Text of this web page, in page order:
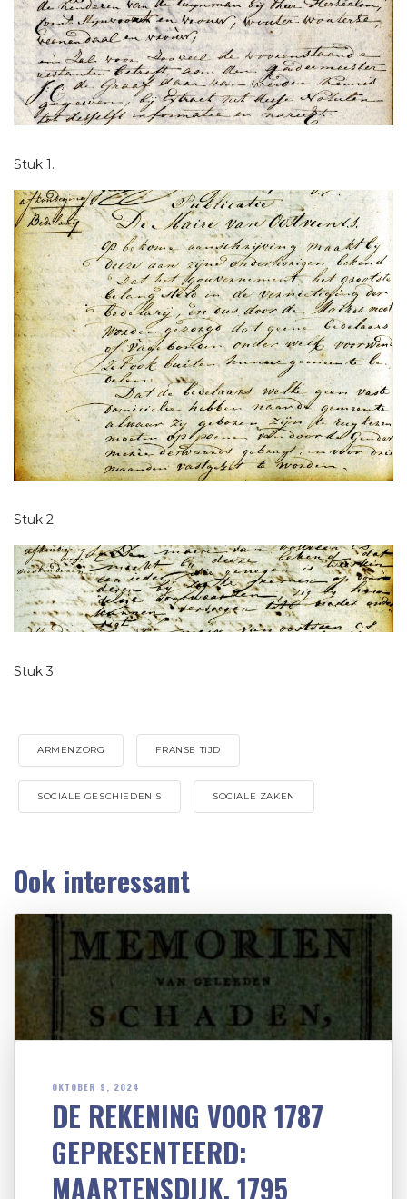
Stuk 1.
Stuk 2.
Stuk 3.
ARMENZORG FRANSE TIJD
SOCIALE GESCHIEDENIS SOCIALE ZAKEN
Ook interessant
OKTOBER 9, 2024
DE REKENING VOOR 1787
GEPRESENTEERD:
MAARTENSDIJK, 1795